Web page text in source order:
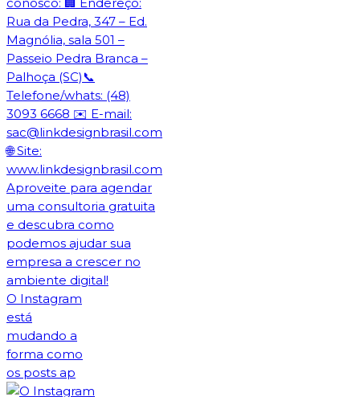
O Instagram
está
mudando a
forma como
os posts ap